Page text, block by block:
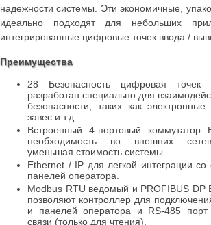
надежности системы. Эти экономичные,
идеально подходят для небольших
интегрированные цифровые точек ввода /
Преимущества
28 Безопасность цифровая
разработан специально для
безопасности, таких как электронные
завес и т.д.
Встроенный 4-портовый коммутатор
необходимость во внешних
уменьшая стоимость системы.
Ethernet / IP для легкой интеграции
панелей оператора.
Modbus RTU ведомый и PROFIBUS DP
позволяют контроллер для
и панелей оператора и RS-485 порт
связи (только для чтения).